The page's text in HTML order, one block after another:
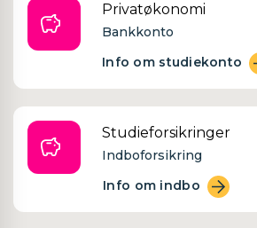
Privatøkonomi
Bankkonto
Info om studiekonto
Studieforsikringer
Indboforsikring
Info om indbo